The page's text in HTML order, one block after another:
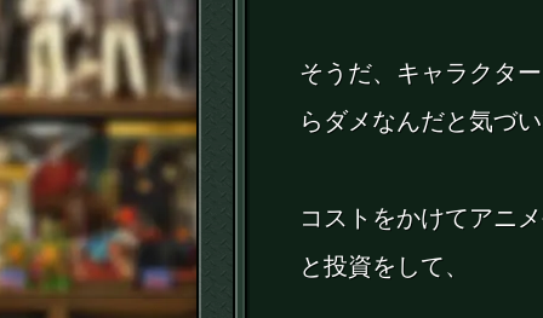
そうだ、キャラクタ
らダメなんだと気づ
コストをかけてアニ
と投資をして、